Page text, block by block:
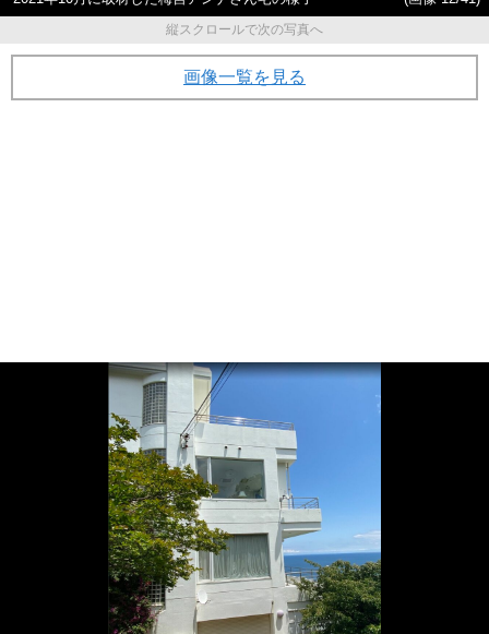
縦スクロールで次の写真へ
画像一覧を見る